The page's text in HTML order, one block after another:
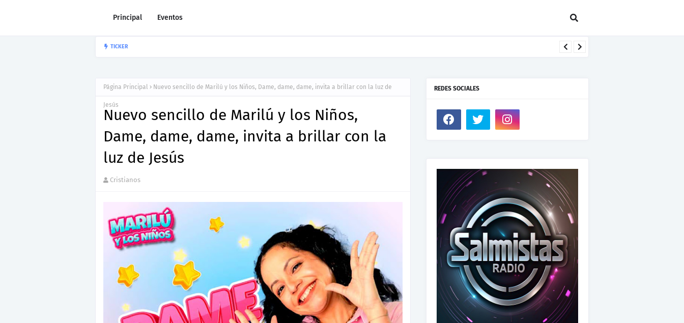
Principal Eventos
TICKER
Página Principal Nuevo sencillo de Marilú y los Niños, Dame, dame, dame, invita a brillar con la luz de
Jesús
Nuevo sencillo de Marilú y los Niños,
Dame, dame, dame, invita a brillar con la
luz de Jesús
Cristianos
REDES SOCIALES